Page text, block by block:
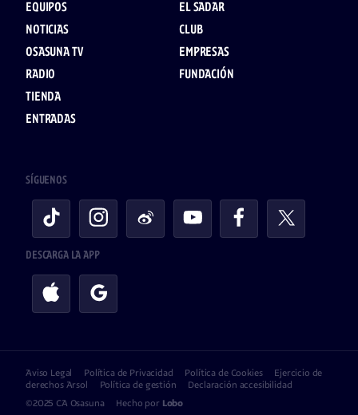
EQUIPOS
NOTICIAS
OSASUNA TV
RADIO
TIENDA
ENTRADAS
EL SADAR
CLUB
EMPRESAS
FUNDACIÓN
SÍGUENOS
DESCARGA LA APP
Aviso Legal Política de Privacidad Política de Cookies
Ejercicio de
derechos Arsol
Política de gestión
Declaración accesibilidad
©2025 CA Osasuna
Hecho por Lobo